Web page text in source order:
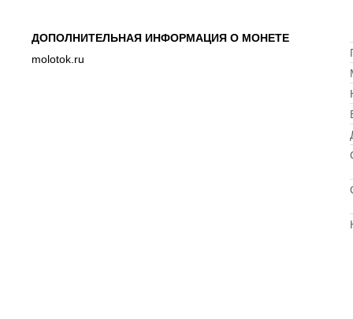
ДОПОЛНИТЕЛЬНАЯ ИНФОРМАЦИЯ О МОНЕТЕ
molotok.ru